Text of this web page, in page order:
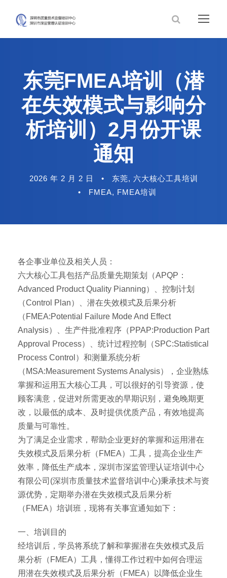
东莞FMEA培训（潜
在失效模式与影响分
析培训）2月份开课
通知
2026 年 2 月 2 日 • 东莞, 六大核心工具培训
•
FMEA, FMEA培训
各企事业单位及相关人员：
六大核心工具包括产品质量先期策划（APQP：
Advanced Product Quality Pianning）、控制计划
（Control Plan）、潜在失效模式及后果分析
（FMEA:Potential Failure Mode And Effect
Analysis）、生产件批准程序（PPAP:Production Part
Approval Process）、统计过程控制（SPC:Statistical
Process Control）和测量系统分析
（MSA:Measurement Systems Analysis），企业熟练
掌握和运用五大核心工具，可以很好的引导资源，使
顾客满意，促进对所需更改的早期识别，避免晚期更
改，以最低的成本、及时提供优质产品，有效地提高
质量与可靠性。
为了满足企业需求，帮助企业更好的掌握和运用潜在
失效模式及后果分析（FMEA）工具，提高企业生产
效率，降低生产成本，深圳市深监管理认证培训中心
有限公司(深圳市质量技术监督培训中心)秉承技术与资
源优势，定期举办潜在失效模式及后果分析
（FMEA）培训班，现将有关事宜通知如下：
一、培训目的
经培训后，学员将系统了解和掌握潜在失效模式及后
果分析（FMEA）工具，懂得工作过程中如何合理运
用潜在失效模式及后果分析（FMEA）以降低企业生